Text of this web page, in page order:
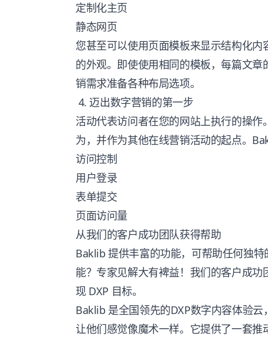
定制化主页
静态网页
您甚至可以使用页面模板来显示结构化
的外观。即使使用相同的模板，每篇文
销需求准备各种布局选项。
4. 迈出数字营销的第一步
活动代表访问者在您的网站上执行的操
为，并作为其他在线营销活动的起点。
访问控制
用户登录
表单提交
页面访问量
从我们的客户成功团队获得帮助
Baklib 提供丰富的功能，可帮助任何独
能？专家见解大有裨益！我们的客户成
现 DXP 目标。
Baklib 是全国领先的DXP数字内容体验云
让他们感觉像魔术一样。它提供了一套